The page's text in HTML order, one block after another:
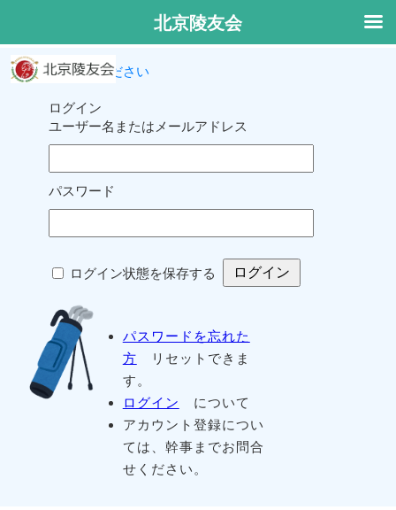
ログインしてください
ログイン
ユーザー名またはメールアドレス
パスワード
ログイン状態を保存する
パスワードを忘れた
方 リセットできま
す。
ログイン
について
アカウント登録につい
ては、幹事までお問合
せください。
北京陵友会